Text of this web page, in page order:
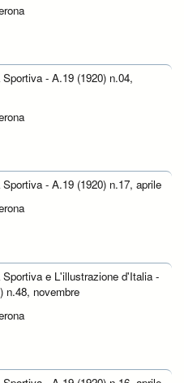
- A.19 (1920) n.04,
- A.19 (1920) n.17, aprile
Sportiva e L'illustrazione d'Italia -
n.48, novembre